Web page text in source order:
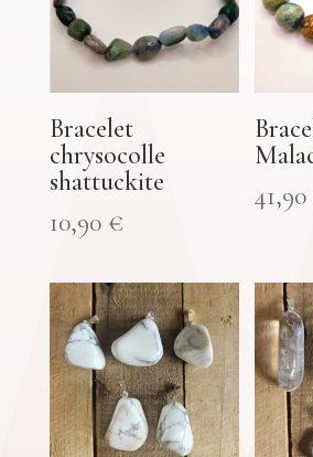
Bracelet
chrysocolle
shattuckite
10,90 €
41,90